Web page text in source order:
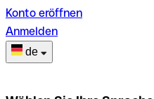
Konto eröffnen
Anmelden
de